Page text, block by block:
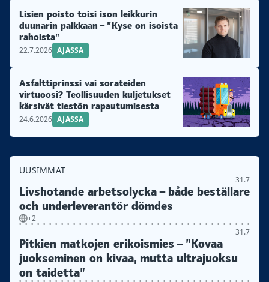
Lisien poisto toisi ison leikkurin
duunarin palkkaan – ”Kyse on isoista
rahoista”
22.7.2026 AJASSA
Asfalttiprinssi vai sorateiden
virtuoosi? Teollisuuden kuljetukset
kärsivät tiestön rapautumisesta
24.6.2026 AJASSA
UUSIMMAT
31.7
Livshotande arbetsolycka – både beställare
och underleverantör dömdes
+2
31.7
Pitkien matkojen erikoismies – ”Kovaa
juokseminen on kivaa, mutta ultrajuoksu
on taidetta”